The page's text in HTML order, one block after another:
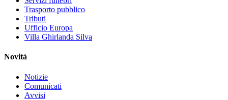
Trasporto pubblico
Tributi
Ufficio Europa
Villa Ghirlanda Silva
Novità
Notizie
Comunicati
Avvisi